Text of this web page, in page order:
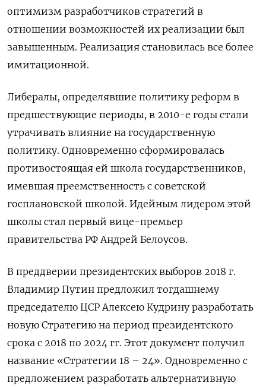
оптимизм разработчиков стратегий в
отношении возможностей их реализации был
завышенным. Реализация становилась все более
имитационной.
Либералы, определявшие политику реформ в
предшествующие периоды, в 2010-е годы стали
утрачивать влияние на государственную
политику. Одновременно сформировалась
противостоящая ей школа государственников,
имевшая преемственность с советской
госплановской школой. Идейным лидером этой
школы стал первый вице-премьер
правительства РФ Андрей Белоусов.
В преддверии президентских выборов 2018 г.
Владимир Путин предложил тогдашнему
председателю ЦСР Алексею Кудрину разработать
новую Стратегию на период президентского
срока с 2018 по 2024 гг. Этот документ получил
название «Стратегии 18 – 24». Одновременно с
предложением разработать альтернативную